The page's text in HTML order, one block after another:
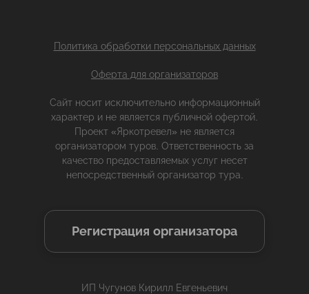
Политика обработки персональных данных
Оферта для организаторов
Сайт носит исключительно информационный
характер и не является публичной офертой.
Проект «Яркотревел» не является
организатором туров. Ответственность за
качество предоставляемых услуг несет
непосредственный организатор тура.
Регистрация организатора
ИП Чугунов Кирилл Евгеньевич